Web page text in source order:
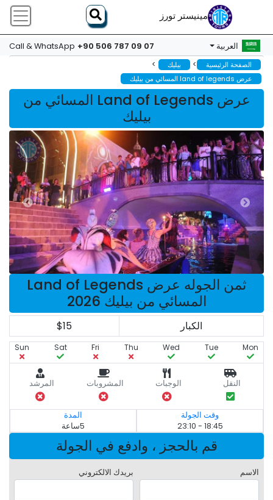
مينيستر تورز
العربية Call & WhatsApp +90 506 787 09 07
الصفحة الرئيسية > بيليك >
عرض land of legends المسائي من بيليك
عرض Land of Legends المسائي من
بيليك
ثمن الجوله عرض Land of Legends
المسائي من بيليك 2026
الكبار $15
Mon
Tue
Wed
Thu
Fri
Sat
Sun
النقل الوجبات المشروبات المرشد
وقت الجولة
18:45 - 23:10
المدة
5ساعة
قم بالحجز ، وادفع في الجولة
الاسم بريدك الالكتروني